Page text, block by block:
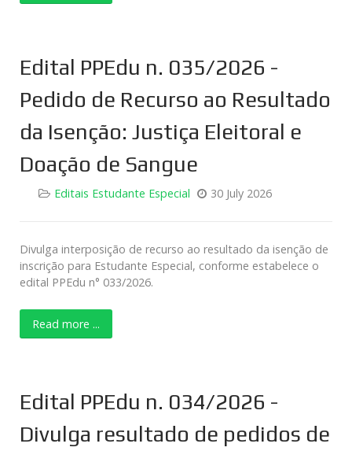
Edital PPEdu n. 035/2026 -
Pedido de Recurso ao Resultado
da Isenção: Justiça Eleitoral e
Doação de Sangue
Editais Estudante Especial 30 July 2026
Divulga interposição de recurso ao resultado da isenção de
inscrição para Estudante Especial, conforme estabelece o
edital PPEdu n° 033/2026.
Read more ...
Edital PPEdu n. 034/2026 -
Divulga resultado de pedidos de